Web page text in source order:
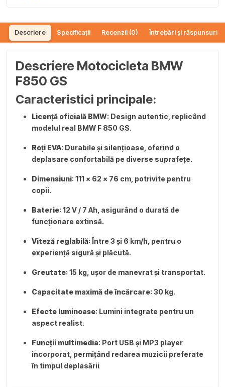
Descriere Specificații Recenzii (0) Întrebări și răspunsuri
Descriere Motocicleta BMW
F850 GS
Caracteristici principale:
Licență oficială BMW: Design autentic, replicând
modelul real BMW F 850 GS.
Roți EVA: Durabile și silențioase, oferind o
deplasare confortabilă pe diverse suprafețe.
Dimensiuni: 111 x 62 x 76 cm, potrivite pentru
copii.
Baterie: 12 V / 7 Ah, asigurând o durată de
funcționare extinsă.
Viteză reglabilă: Între 3 și 6 km/h, pentru o
experiență sigură și plăcută.
Greutate: 15 kg, ușor de manevrat și transportat.
Capacitate maximă de încărcare: 30 kg.
Efecte luminoase: Lumini integrate pentru un
aspect realist.
Funcții multimedia: Port USB și MP3 player
încorporat, permițând redarea muzicii preferate
în timpul deplasării